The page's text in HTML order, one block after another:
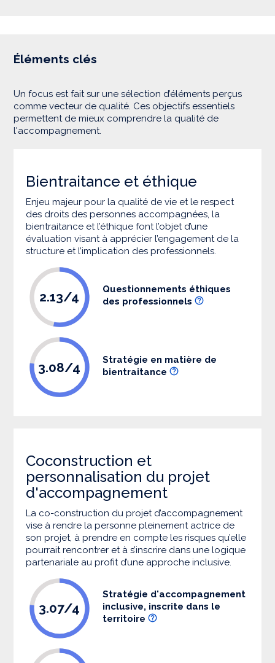
Éléments clés
Un focus est fait sur une sélection d’éléments perçus
comme vecteur de qualité. Ces objectifs essentiels
permettent de mieux comprendre la qualité de
l'accompagnement.
Bientraitance et éthique
Enjeu majeur pour la qualité de vie et le respect
des droits des personnes accompagnées, la
bientraitance et l’éthique font l’objet d’une
évaluation visant à apprécier l’engagement de la
structure et l’implication des professionnels.
2.13/4
Questionnements éthiques
des professionnels
3.08/4
Stratégie en matière de
bientraitance
Coconstruction et
personnalisation du projet
d'accompagnement
La co-construction du projet d’accompagnement
vise à rendre la personne pleinement actrice de
son projet, à prendre en compte les risques qu’elle
pourrait rencontrer et à s’inscrire dans une logique
partenariale au profit d’une approche inclusive.
3.07/4
Stratégie d'accompagnement
inclusive, inscrite dans le
territoire